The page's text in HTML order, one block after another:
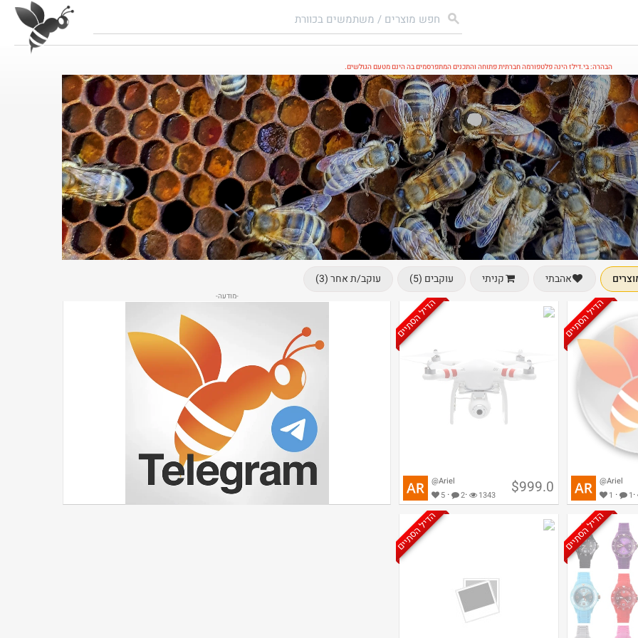
הבהרה: בי.דילז הינה פלטפורמה חברתית פתוחה והתכנים המתפרסמים בה הינם מטעם הגולשים.
אהבתי קניתי עוקבים (5) עוקב/ת אחר (3)
הדיל הסתיים
טיפול בהלם ®
@Ariel
1 · 1·
הדיל הסתיים
מסוק על שלט עם מצלמה
$999.0
@Ariel
5 · 2· 1343
הדיל הסתיים הדיל הסתיים